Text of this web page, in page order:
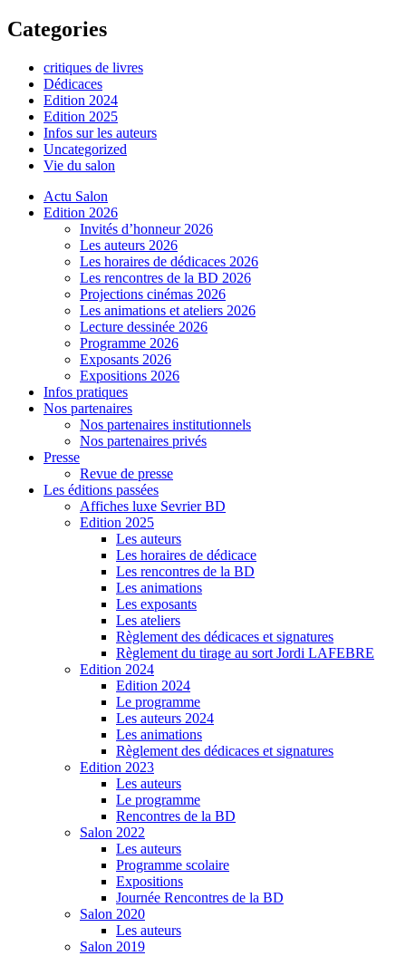
Categories
critiques de livres
Dédicaces
Edition 2024
Edition 2025
Infos sur les auteurs
Uncategorized
Vie du salon
Actu Salon
Edition 2026
Invités d’honneur 2026
Les auteurs 2026
Les horaires de dédicaces 2026
Les rencontres de la BD 2026
Projections cinémas 2026
Les animations et ateliers 2026
Lecture dessinée 2026
Programme 2026
Exposants 2026
Expositions 2026
Infos pratiques
Nos partenaires
Nos partenaires institutionnels
Nos partenaires privés
Presse
Revue de presse
Les éditions passées
Affiches luxe Sevrier BD
Edition 2025
Les auteurs
Les horaires de dédicace
Les rencontres de la BD
Les animations
Les exposants
Les ateliers
Règlement des dédicaces et signatures
Règlement du tirage au sort Jordi LAFEBRE
Edition 2024
Edition 2024
Le programme
Les auteurs 2024
Les animations
Règlement des dédicaces et signatures
Edition 2023
Les auteurs
Le programme
Rencontres de la BD
Salon 2022
Les auteurs
Programme scolaire
Expositions
Journée Rencontres de la BD
Salon 2020
Les auteurs
Salon 2019